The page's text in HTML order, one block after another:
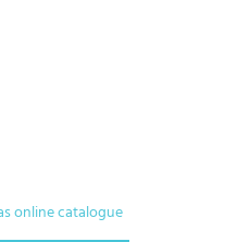
online catalogue